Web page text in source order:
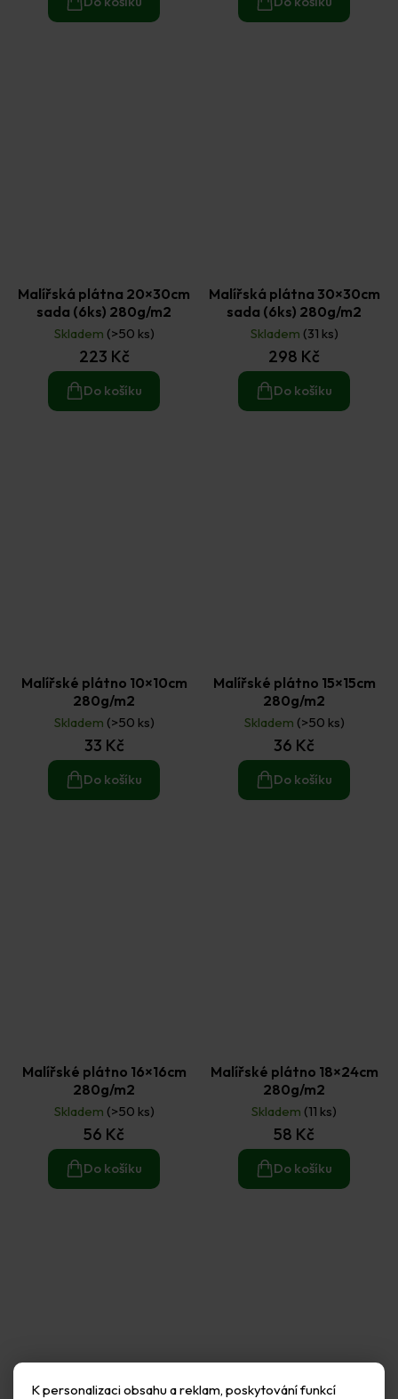
K personalizaci obsahu a reklam, poskytování funkcí
Malířská plátna 20×30cm
sada (6ks) 280g/m2
Skladem (>50 ks)
223 Kč
Do košíku
Malířská plátna 30×30cm
sada (6ks) 280g/m2
Skladem (31 ks)
298 Kč
Do košíku
Malířské plátno 10×10cm
280g/m2
Skladem (>50 ks)
33 Kč
Do košíku
Malířské plátno 15×15cm
280g/m2
Skladem (>50 ks)
36 Kč
Do košíku
Malířské plátno 16×16cm
280g/m2
Skladem (>50 ks)
56 Kč
Do košíku
Malířské plátno 18×24cm
280g/m2
Skladem (11 ks)
58 Kč
Do košíku